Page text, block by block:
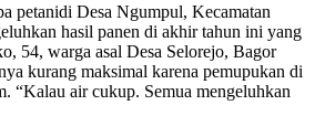
petanidi Desa Ngumpul, Kecamatan
hasil panen di akhir tahun ini yang
54, warga asal Desa Selorejo, Bagor
kurang maksimal karena pemupukan di
“Kalau air cukup. Semua mengeluhkan